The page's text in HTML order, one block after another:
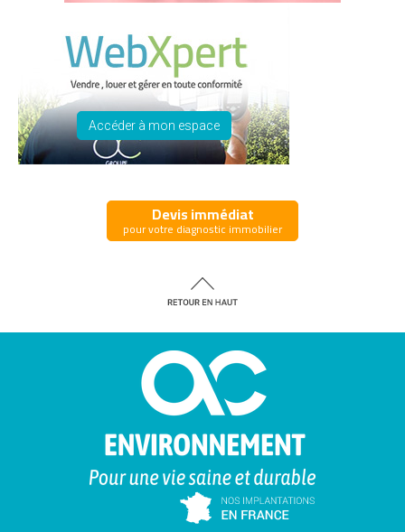
Accéder à mon espace
Devis immédiat
pour votre diagnostic immobilier